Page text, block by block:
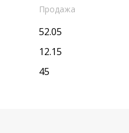
Продажа
52.05
12.15
45